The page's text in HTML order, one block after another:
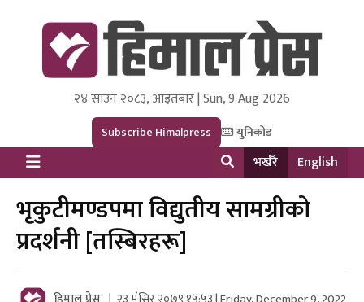
Himal Press
Dot NewsyNepal Media and Research Pvt Ltd.
२४ साउन २०८३, आइतबार | Sun, 9 Aug 2026
Subscribe Himalpress युनिकोड
भर्खरै English
भृकुटीमण्डपमा विद्युतीय सामग्रीको
प्रदर्शनी [तस्बिरहरू]